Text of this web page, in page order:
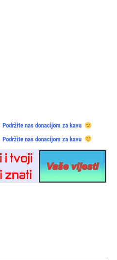
Podržite nas donacijom za kavu
Podržite nas donacijom za kavu